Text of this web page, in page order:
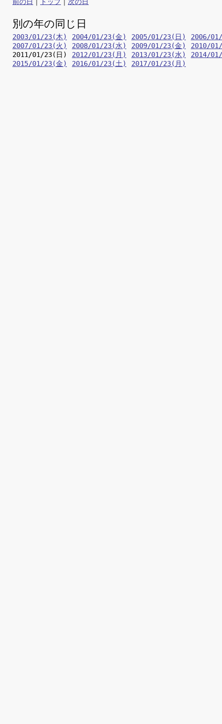
前の日 トップ 次の日
別の年の同じ日
2003/01/23(木) 2004/01/23(金) 2005/01/23(日)
2006/
2007/01/23(火)
2008/01/23(水) 2009/01/23(金)
2010/
2011/01/23(日)
2012/01/23(月) 2013/01/23(水)
2014/
2015/01/23(金)
2016/01/23(土) 2017/01/23(月)